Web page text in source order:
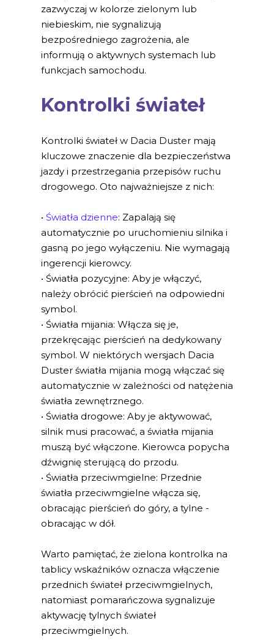
zazwyczaj w kolorze zielonym lub
niebieskim, nie sygnalizują
bezpośredniego zagrożenia, ale
informują o aktywnych systemach lub
funkcjach samochodu.
Kontrolki świateł
Kontrolki świateł w Dacia Duster mają
kluczowe znaczenie dla bezpieczeństwa
jazdy i przestrzegania przepisów ruchu
drogowego. Oto najważniejsze z nich:
• Światła dzienne: Zapalają się
automatycznie po uruchomieniu silnika i
gasną po jego wyłączeniu. Nie wymagają
ingerencji kierowcy.
• Światła pozycyjne: Aby je włączyć,
należy obrócić pierścień na odpowiedni
symbol.
• Światła mijania: Włącza się je,
przekręcając pierścień na dedykowany
symbol. W niektórych wersjach Dacia
Duster światła mijania mogą włączać się
automatycznie w zależności od natężenia
światła zewnętrznego.
• Światła drogowe: Aby je aktywować,
silnik musi pracować, a światła mijania
muszą być włączone. Kierowca popycha
dźwignię sterującą do przodu.
• Światła przeciwmgielne: Przednie
światła przeciwmgielne włącza się,
obracając pierścień do góry, a tylne -
obracając w dół.
Warto pamiętać, że zielona kontrolka na
tablicy wskaźników oznacza włączenie
przednich świateł przeciwmgielnych,
natomiast pomarańczowa sygnalizuje
aktywację tylnych świateł
przeciwmgielnych.